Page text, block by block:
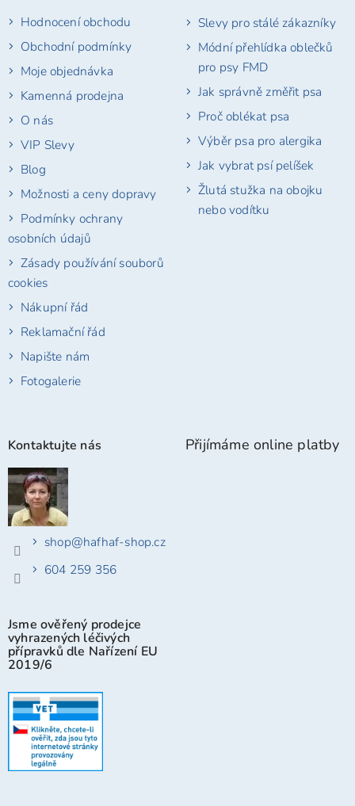
Hodnocení obchodu
Obchodní podmínky
Moje objednávka
Kamenná prodejna
O nás
VIP Slevy
Blog
Možnosti a ceny dopravy
Podmínky ochrany
osobních údajů
Zásady používání souborů
cookies
Nákupní řád
Reklamační řád
Napište nám
Fotogalerie
Slevy pro stálé zákazníky
Módní přehlídka oblečků
pro psy FMD
Jak správně změřit psa
Proč oblékat psa
Výběr psa pro alergika
Jak vybrat psí pelíšek
Žlutá stužka na obojku
nebo vodítku
Kontaktujte nás
shop@hafhaf-shop.cz
604 259 356
Jsme ověřený prodejce
vyhrazených léčivých
přípravků dle Nařízení EU
2019/6
Přijímáme online platby